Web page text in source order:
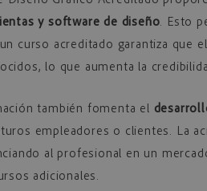
y software de diseño. Esto
curso acreditado garantiza que
lo que aumenta la
también fomenta el
empleadores o clientes. La
al profesional en un
adicionales.